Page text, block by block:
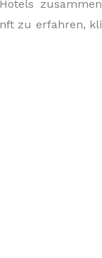
zu erfahren,